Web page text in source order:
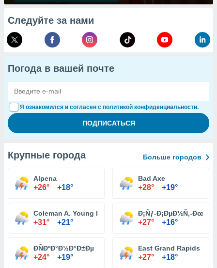
Следуйте за нами
Погода в вашей почте
Я ознакомился и согласен с политикой конфиденциальности.
Крупные города Больше городов
Alpena
+26° +18°
Bad Axe
+28° +19°
Coleman A. Young International Airport Detroit
+31° +21°
Ð¡Ñƒ-Ð¡ÐµÐ½Ñ‚-
+27° +16°
Ð­ÑÐºÐ°Ð½Ð°Ð±Ðµ
+24° +19°
East Grand Rapids
+27° +18°